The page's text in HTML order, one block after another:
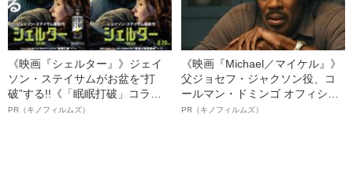
《映画『シェルター』》ジェイ
ソン・ステイサムがお盆を“打
破”する!!《「眠眠打破」コラ
ボ》
PR（キノフィルムズ）
《映画『Michael／マイケル』》
父ジョセフ・ジャクソン役、コ
ールマン・ドミンゴ オフィシャ
ルインタビュー“観客を魅了した
PR（キノフィルムズ）